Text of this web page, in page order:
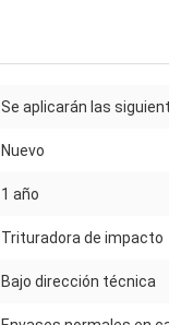
Se aplicarán las
Nuevo
1 año
Trituradora de impacto
Bajo dirección técnica